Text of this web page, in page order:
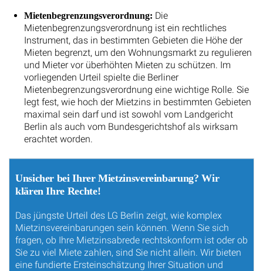
Mietenbegrenzungsverordnung: Die
Mietenbegrenzungsverordnung ist ein rechtliches
Instrument, das in bestimmten Gebieten die Höhe der
Mieten begrenzt, um den Wohnungsmarkt zu regulieren
und Mieter vor überhöhten Mieten zu schützen. Im
vorliegenden Urteil spielte die Berliner
Mietenbegrenzungsverordnung eine wichtige Rolle. Sie
legt fest, wie hoch der Mietzins in bestimmten Gebieten
maximal sein darf und ist sowohl vom Landgericht
Berlin als auch vom Bundesgerichtshof als wirksam
erachtet worden.
Unsicher bei Ihrer Mietzinsvereinbarung? Wir
klären Ihre Rechte!
Das jüngste Urteil des LG Berlin zeigt, wie komplex
Mietzinsvereinbarungen sein können. Wenn Sie sich
fragen, ob Ihre Mietzinsabrede rechtskonform ist oder ob
Sie zu viel Miete zahlen, sind Sie nicht allein. Wir bieten
eine fundierte Ersteinschätzung Ihrer Situation und